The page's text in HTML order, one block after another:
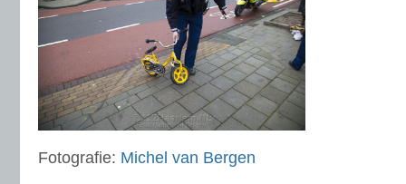
Fotografie: Michel van Bergen